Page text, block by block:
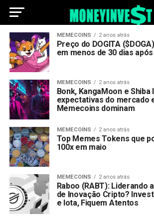
MEMECOINS 2 anos atrás
Preço do DOGITA
em menos de 30 dias
MEMECOINS 2 anos atrás
Bonk, KangaMoon e Shiba
expectativas do mercado
Memecoins dominam
MEMECOINS 2 anos atrás
Top Memes Tokens que
100x em maio
MEMECOINS 2 anos atrás
Raboo (RABT): Liderando
de Inovação Cripto?
e Iota, Fiquem Atentos